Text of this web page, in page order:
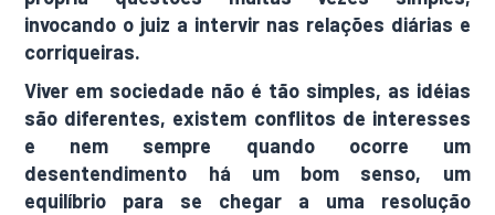
invocando o juiz a intervir nas relações diárias e
corriqueiras.
Viver em sociedade não é tão simples, as idéias
são diferentes, existem conflitos de interesses
e nem sempre quando ocorre um
desentendimento há um bom senso, um
equilíbrio para se chegar a uma resolução